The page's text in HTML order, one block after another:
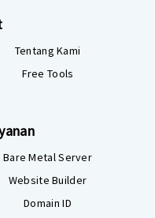
Tentang Kami
Free Tools
Bare Metal Server
Website Builder
Domain ID